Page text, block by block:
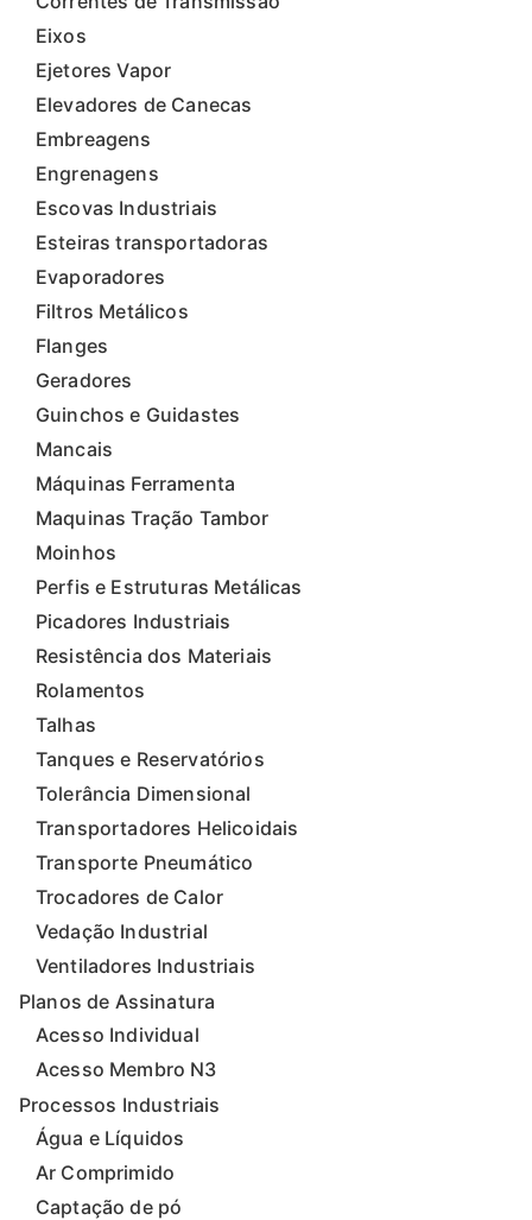
Eixos
Ejetores Vapor
Elevadores de Canecas
Embreagens
Engrenagens
Escovas Industriais
Esteiras transportadoras
Evaporadores
Filtros Metálicos
Flanges
Geradores
Guinchos e Guidastes
Mancais
Máquinas Ferramenta
Maquinas Tração Tambor
Moinhos
Perfis e Estruturas Metálicas
Picadores Industriais
Resistência dos Materiais
Rolamentos
Talhas
Tanques e Reservatórios
Tolerância Dimensional
Transportadores Helicoidais
Transporte Pneumático
Trocadores de Calor
Vedação Industrial
Ventiladores Industriais
Planos de Assinatura
Acesso Individual
Acesso Membro N3
Processos Industriais
Água e Líquidos
Ar Comprimido
Captação de pó